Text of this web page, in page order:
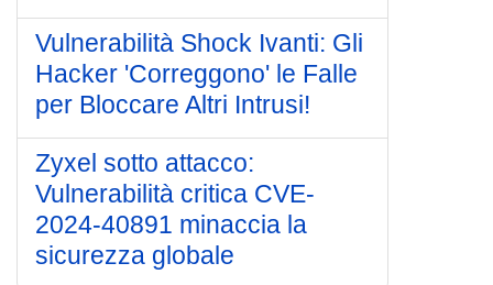
Vulnerabilità Shock Ivanti: Gli
Hacker 'Correggono' le Falle
per Bloccare Altri Intrusi!
Zyxel sotto attacco:
Vulnerabilità critica CVE-
2024-40891 minaccia la
sicurezza globale